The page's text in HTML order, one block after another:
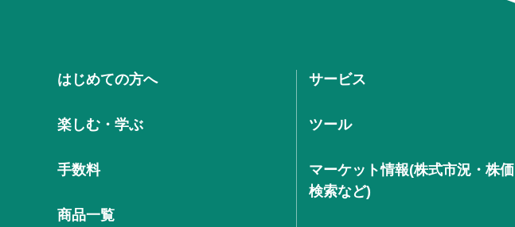
はじめての方へ
楽しむ・学ぶ
手数料
商品一覧
サービス
ツール
マーケット情報(株式市況・株価
検索など)